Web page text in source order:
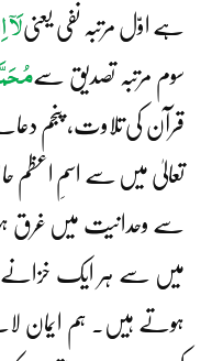
ہے اوّل مرتبہ نفی یعنی
سوم مرتبہ تصدیق سے
قرآن کی تلاوت، پنجم
تعالیٰ میں سے اسمِ اعظم
سے وحدانیت میں غرق
میں سے ہر ایک خزانے
ہوتے ہیں۔ ہم ایمان